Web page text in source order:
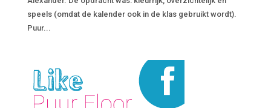
speels (omdat de kalender ook in de klas gebruikt wordt).
Puur...